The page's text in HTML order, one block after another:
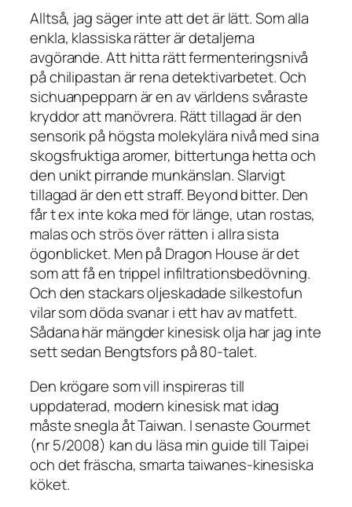
Alltså, jag säger inte att det är lätt. Som alla
enkla, klassiska rätter är detaljerna
avgörande. Att hitta rätt fermenteringsnivå
på chilipastan är rena detektivarbetet. Och
sichuanpepparn är en av världens svåraste
kryddor att manövrera. Rätt tillagad är den
sensorik på högsta molekylära nivå med sina
skogsfruktiga aromer, bittertunga hetta och
den unikt pirrande munkänslan. Slarvigt
tillagad är den ett straff. Beyond bitter. Den
får t ex inte koka med för länge, utan rostas,
malas och strös över rätten i allra sista
ögonblicket. Men på Dragon House är det
som att få en trippel infiltrationsbedövning.
Och den stackars oljeskadade silkestofun
vilar som döda svanar i ett hav av matfett.
Sådana här mängder kinesisk olja har jag inte
sett sedan Bengtsfors på 80-talet.
Den krögare som vill inspireras till
uppdaterad, modern kinesisk mat idag
måste snegla åt Taiwan. I senaste Gourmet
(nr 5/2008) kan du läsa min guide till Taipei
och det fräscha, smarta taiwanes-kinesiska
köket.